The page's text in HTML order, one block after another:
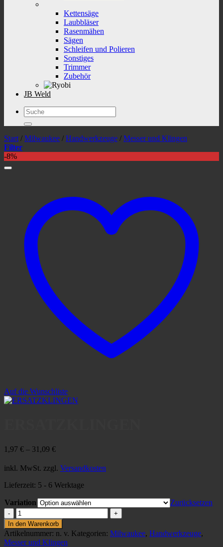
Kettensäge
Laubbläser
Rasenmähen
Sägen
Schleifen und Polieren
Sonstiges
Trimmer
Zubehör
JB Weld
Suchen
nach:
Start / Milwaukee / Handwerkzeuge / Messer und Klingen
Filter
-8%
Auf die Wunschliste
1,97 € – 31,09 €
inkl. MwSt. zzgl. Versandkosten
Lieferzeit: 5 - 6 Werktage
Variation
Zurücksetzen
ERSATZKLINGEN
Menge
In den Warenkorb
Artikelnummer: n. v. Kategorien: Milwaukee, Handwerkzeuge,
Messer und Klingen